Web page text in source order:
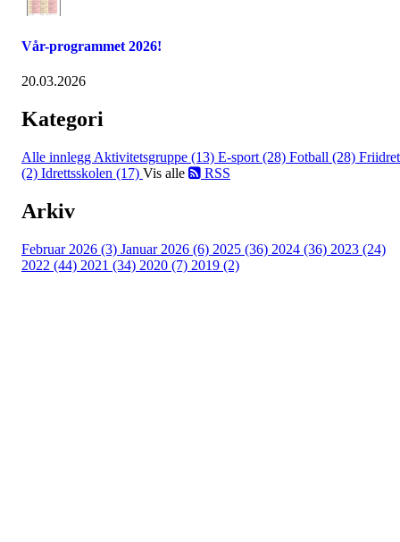
Vår-programmet 2026!
20.03.2026
Kategori
Alle innlegg Aktivitetsgruppe (13) E-sport (28) Fotball (28)
(2) Idrettsskolen (17) Vis alle RSS
Arkiv
Februar 2026 (3) Januar 2026 (6) 2025 (36) 2024 (36) 2023 (24)
2022 (44) 2021 (34) 2020 (7) 2019 (2)